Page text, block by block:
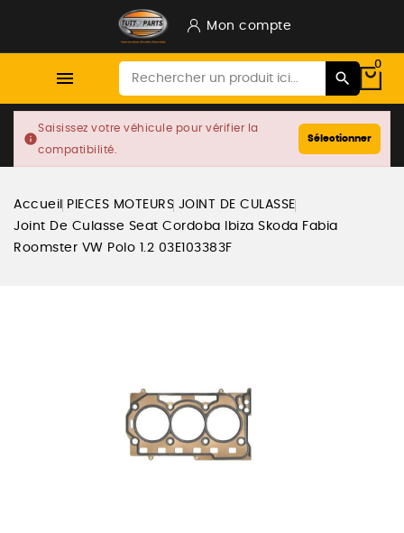
Mon compte

0
info
Saisissez votre véhicule pour vérifier la
compatibilité.
Sélectionner
Accueil PIECES MOTEURS JOINT DE CULASSE
Joint De Culasse Seat Cordoba Ibiza Skoda Fabia
Roomster VW Polo 1.2 03E103383F